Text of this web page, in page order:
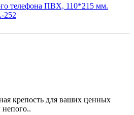
телефона ПВХ, 110*215 мм.
252
крепость для ваших ценных